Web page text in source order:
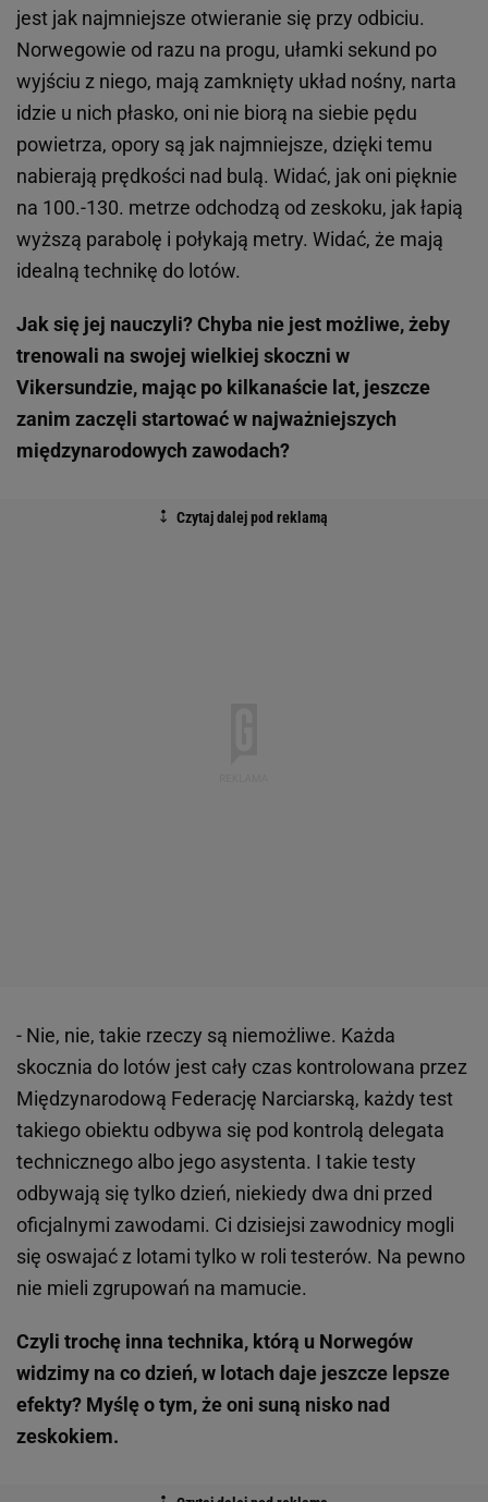
jest jak najmniejsze otwieranie się przy odbiciu.
Norwegowie od razu na progu, ułamki sekund po
wyjściu z niego, mają zamknięty układ nośny, narta
idzie u nich płasko, oni nie biorą na siebie pędu
powietrza, opory są jak najmniejsze, dzięki temu
nabierają prędkości nad bulą. Widać, jak oni pięknie
na 100.-130. metrze odchodzą od zeskoku, jak łapią
wyższą parabolę i połykają metry. Widać, że mają
idealną technikę do lotów.
Jak się jej nauczyli? Chyba nie jest możliwe, żeby
trenowali na swojej wielkiej skoczni w
Vikersundzie, mając po kilkanaście lat, jeszcze
zanim zaczęli startować w najważniejszych
międzynarodowych zawodach?
- Nie, nie, takie rzeczy są niemożliwe. Każda
skocznia do lotów jest cały czas kontrolowana przez
Międzynarodową Federację Narciarską, każdy test
takiego obiektu odbywa się pod kontrolą delegata
technicznego albo jego asystenta. I takie testy
odbywają się tylko dzień, niekiedy dwa dni przed
oficjalnymi zawodami. Ci dzisiejsi zawodnicy mogli
się oswajać z lotami tylko w roli testerów. Na pewno
nie mieli zgrupowań na mamucie.
Czyli trochę inna technika, którą u Norwegów
widzimy na co dzień, w lotach daje jeszcze lepsze
efekty? Myślę o tym, że oni suną nisko nad
zeskokiem.